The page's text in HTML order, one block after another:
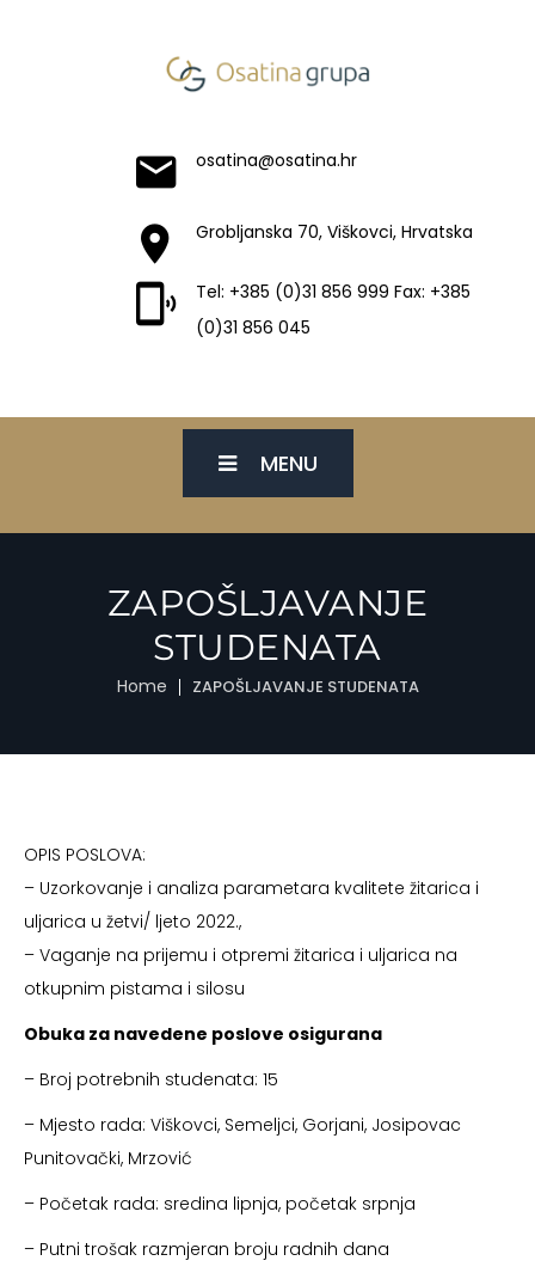
osatina@osatina.hr
Grobljanska 70, Viškovci, Hrvatska
Tel: +385 (0)31 856 999 Fax: +385
(0)31 856 045
MENU
ZAPOŠLJAVANJE
STUDENATA
Home ZAPOŠLJAVANJE STUDENATA
OPIS POSLOVA:
– Uzorkovanje i analiza parametara kvalitete žitarica i
uljarica u žetvi/ ljeto 2022.,
– Vaganje na prijemu i otpremi žitarica i uljarica na
otkupnim pistama i silosu
Obuka za navedene poslove osigurana
– Broj potrebnih studenata: 15
– Mjesto rada: Viškovci, Semeljci, Gorjani, Josipovac
Punitovački, Mrzović
– Početak rada: sredina lipnja, početak srpnja
– Putni trošak razmjeran broju radnih dana